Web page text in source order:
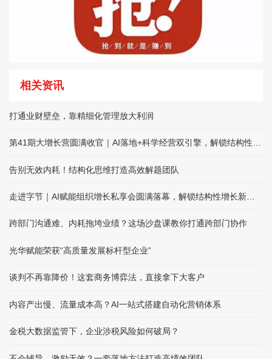
相关资讯
打通业财壁垒，靠精细化管理放大利润
告别无效内耗！结构化思维打造高效解题团队
跨部门沟通难、内耗拖垮业绩？这场沙盘课教你打通跨部门协作
光华赋能荣获“高质量发展标杆型企业”
谈判不再靠降价！这套商务博弈法，直接拿下大客户
内容产出慢、流量成本高？AI一站式搭建自动化营销体系
金税大数据监管下，企业涉税风险如何破局？